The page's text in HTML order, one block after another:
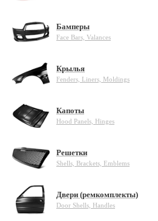
Бамперы
Face Bars, Valances
Крылья
Fenders, Liners, Moldings
Капоты
Hood Panels, Hinges
Решетки
Shells, Brackets, Emblems
Двери (ремкомплекты)
Door Shells, Handles